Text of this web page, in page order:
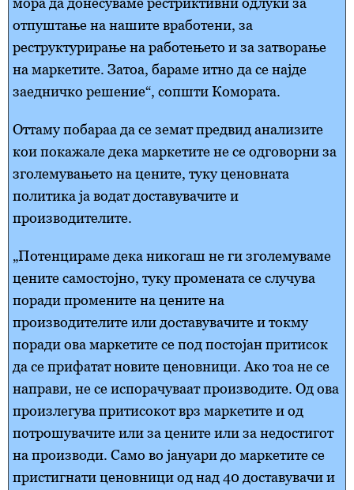
отпуштање на нашите вработени, за
реструктурирање на работењето и за затворање
на маркетите. Затоа, бараме итно да се најде
заедничко решение“, сопшти Комората.
Оттаму побараа да се земат предвид анализите
кои покажале дека маркетите не се одговорни за
зголемувањето на цените, туку ценовната
политика ја водат доставувачите и
производителите.
„Потенцираме дека никогаш не ги зголемуваме
цените самостојно, туку промената се случува
поради промените на цените на
производителите или доставувачите и токму
поради ова маркетите се под постојан притисок
да се прифатат новите ценовници. Ако тоа не се
направи, не се испорачуваат производите. Од ова
произлегува притисокот врз маркетите и од
потрошувачите или за цените или за недостигот
на производи. Само во јануари до маркетите се
пристигнати ценовници од над 40 доставувачи и